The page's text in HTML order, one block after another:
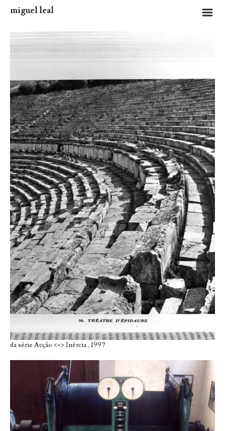
miguel leal m
da série Acção <=> Inércia , 1997